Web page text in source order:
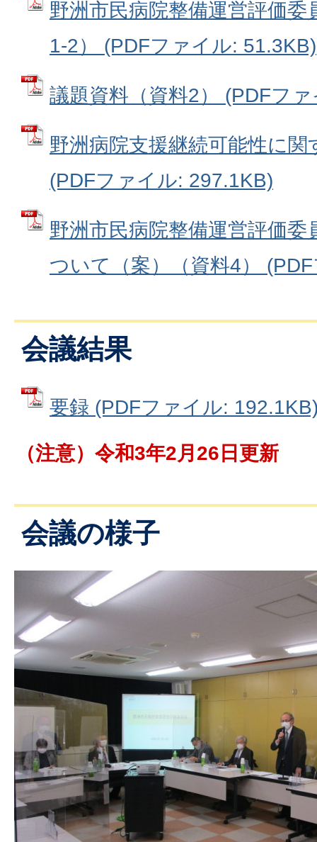
野洲市民病院整備運営評価委
1-2） (PDFファイル: 51.3KB)
議題資料（資料2） (PDFフ
野洲病院支援継続可能性に
(PDFファイル: 297.1KB)
野洲市民病院整備運営評価
ついて（案）（資料4）
会議結果
要録 (PDFファイル:
（注意）令和3年2月26日更新
会議の様子